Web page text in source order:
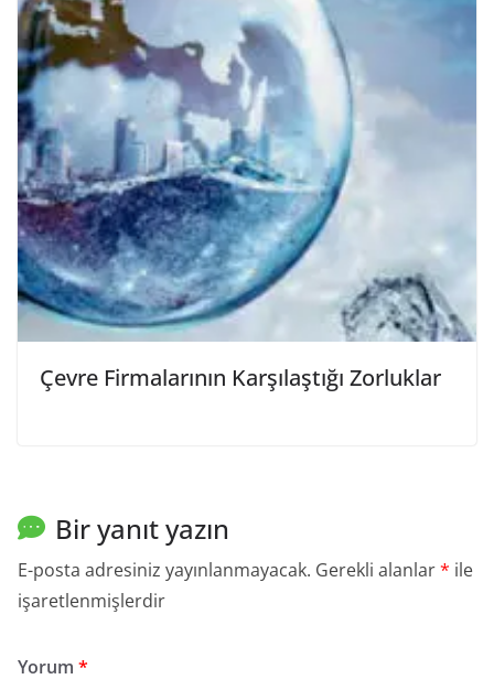
Çevre Firmalarının Karşılaştığı Zorluklar
Bir yanıt yazın
E-posta adresiniz yayınlanmayacak. Gerekli alanlar* ile
işaretlenmişlerdir
Yorum *